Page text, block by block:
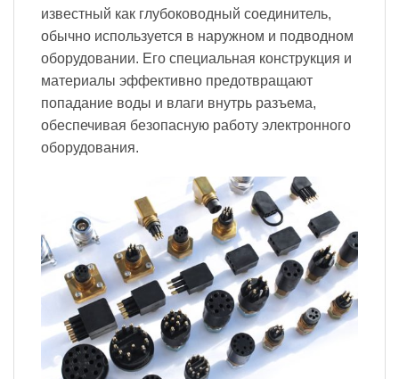
известный как глубоководный соединитель,
обычно используется в наружном и подводном
оборудовании. Его специальная конструкция и
материалы эффективно предотвращают
попадание воды и влаги внутрь разъема,
обеспечивая безопасную работу электронного
оборудования.